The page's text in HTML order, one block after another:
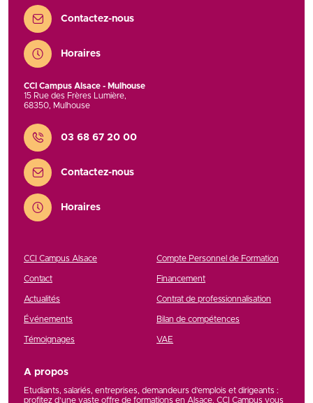
Contactez-nous
Horaires
CCI Campus Alsace - Mulhouse
15 Rue des Frères Lumière,
68350, Mulhouse
Contact
03 68 67 20 00
Contactez-nous
Horaires
CCI Campus Alsace
Contact
Actualités
Événements
Témoignages
Compte Personnel de Formation
Financement
Contrat de professionnalisation
Bilan de compétences
VAE
A propos
Etudiants, salariés, entreprises, demandeurs d’emplois et dirigeants :
profitez d’une vaste offre de formations en Alsace. CCI Campus vous